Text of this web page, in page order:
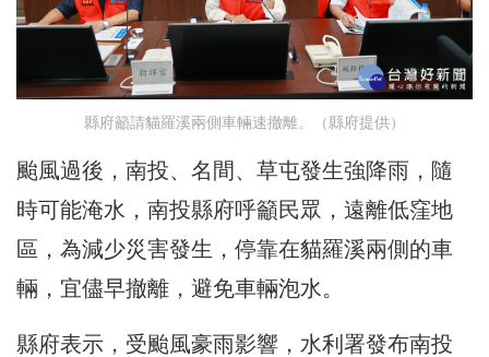
縣府籲請貓羅溪兩側車輛速撤離。（縣府提供）
颱風過後，南投、名間、草屯發生強降雨，隨
時可能淹水，南投縣府呼籲民眾，遠離低窪地
區，為減少災害發生，停靠在貓羅溪兩側的車
輛，宜儘早撤離，避免車輛泡水。
縣府表示，受颱風豪雨影響，水利署發布南投